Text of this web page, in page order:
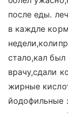
после еды.
в каждле
стало,кал
врачу,сдали
жирные
йодофильные